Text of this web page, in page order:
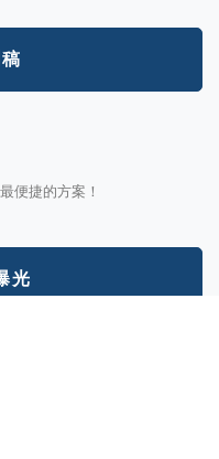
便捷的方案！
光